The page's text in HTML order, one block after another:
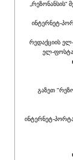
ინტერნეტ-
რედაქციის
ელ-ფოსტა
გაზეთ
ინტერნეტ-